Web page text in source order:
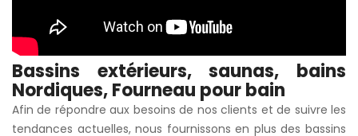
Bassins extérieurs, saunas, bains
Nordiques, Fourneau pour bain
Afin de répondre aux besoins de nos clients et de suivre les
tendances actuelles, nous fournissons en plus des bassins